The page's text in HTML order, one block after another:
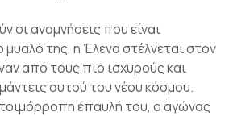
οι αναμνήσεις που είναι
της, η Έλενα στέλνεται στον
από τους πιο ισχυρούς και
αυτού του νέου κόσμου.
έπαυλή του, ο αγώνας